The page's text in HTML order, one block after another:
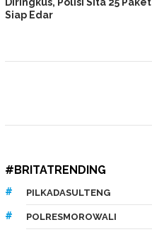
Siap Edar
#BRITATRENDING
PILKADASULTENG
POLRESMOROWALI